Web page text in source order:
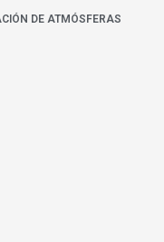
DE ATMÓSFERAS